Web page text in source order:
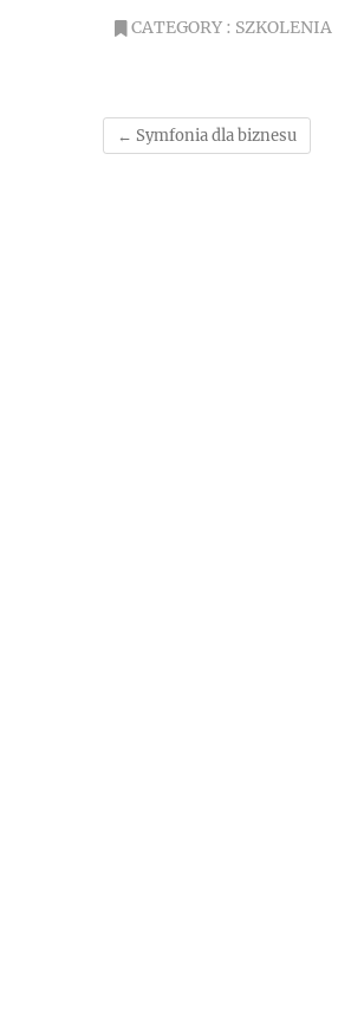
CATEGORY : SZKOLENIA
← Symfonia dla biznesu